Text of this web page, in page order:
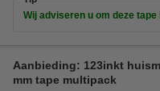
Wij adviseren u om deze
Aanbieding: 123inkt
mm tape multipack